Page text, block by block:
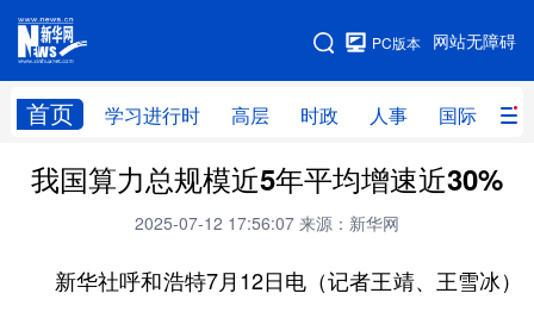
网站无障碍
PC版本
首页 学习进行时 高层 时政 人事 国际 财
网站地图
学习进行时 高层 时政 人事
财经 网评
台湾 思客智库 全球连线 教育
我国算力总规模近5年平均增速近30%
2025-07-12 17:56:07 来源：新华网
新华社呼和浩特7月12日电（记者王靖、王雪冰）